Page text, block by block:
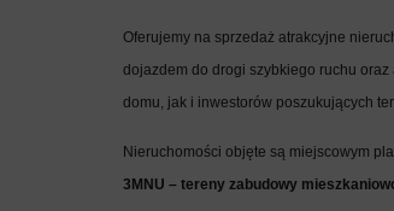
Oferujemy na sprzedaż atrakcyjne
dojazdem do drogi szybkiego ruchu
domu, jak i inwestorów poszukujących
Nieruchomości objęte są miejscowym
3MNU – tereny zabudowy